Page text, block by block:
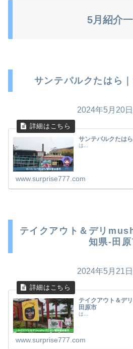
5月紹介
サンテパルクたはら
2024年5月20
サンテパルクたは
は...
www.surprise777.com
テイクアウト＆デリ
知県-田原
2024年5月21
テイクアウト＆デ
田原市
は...
www.surprise777.com